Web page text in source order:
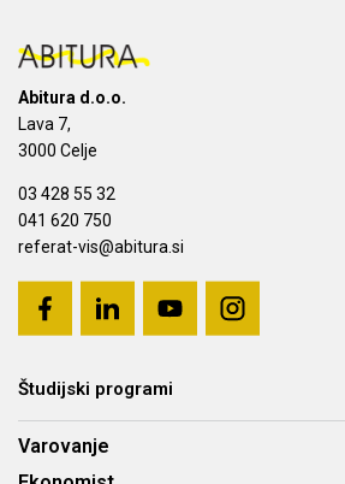
Abitura d.o.o.
Lava 7,
3000 Celje
03 428 55 32
041 620 750
referat-vis@abitura.si
Študijski programi
Varovanje